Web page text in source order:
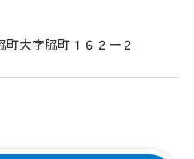
町大字脇町１６２ー２